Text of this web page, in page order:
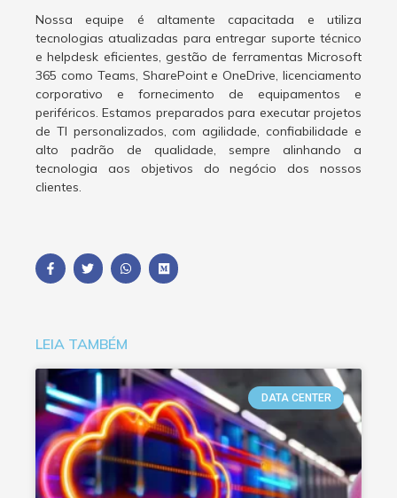
Nossa equipe é altamente capacitada e utiliza
tecnologias atualizadas para entregar suporte técnico
e helpdesk eficientes, gestão de ferramentas Microsoft
365 como Teams, SharePoint e OneDrive, licenciamento
corporativo e fornecimento de equipamentos e
periféricos. Estamos preparados para executar projetos
de TI personalizados, com agilidade, confiabilidade e
alto padrão de qualidade, sempre alinhando a
tecnologia aos objetivos do negócio dos nossos
clientes.
LEIA TAMBÉM
DATA CENTER